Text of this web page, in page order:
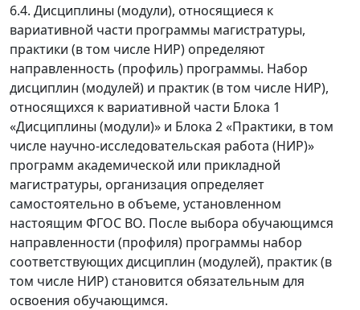
6.4. Дисциплины (модули), относящиеся к
вариативной части программы магистратуры,
практики (в том числе НИР) определяют
направленность (профиль) программы. Набор
дисциплин (модулей) и практик (в том числе НИР),
относящихся к вариативной части Блока 1
«Дисциплины (модули)» и Блока 2 «Практики, в том
числе научно-исследовательская работа (НИР)»
программ академической или прикладной
магистратуры, организация определяет
самостоятельно в объеме, установленном
настоящим ФГОС ВО. После выбора обучающимся
направленности (профиля) программы набор
соответствующих дисциплин (модулей), практик (в
том числе НИР) становится обязательным для
освоения обучающимся.